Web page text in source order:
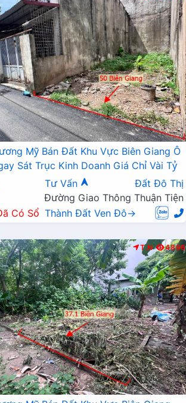
Mỹ Bán Đất Khu Vực Biên Giang Ô
Sát Trục Kinh Doanh Giá Chỉ Vài Tỷ
Tư Vấn
Đất Đô Thị
Đường Giao Thông Thuận Tiện
Có Sổ Thành Đất Ven Đô→
T.N 4896